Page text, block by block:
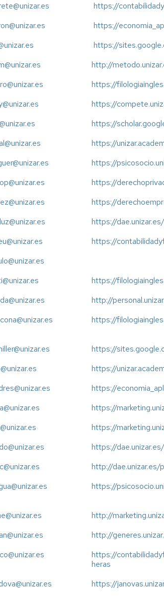
CLÚSTERES
Convocatoria
INTERREG
PROGRAMA
POCTEFA
INTERREG
Convocatoria
Seminario
POCTEFA
PROGRAMA
Convocatorias
https://
https://
https://
http://
https://
https://
https://
https://
https://
https://
https://
https://
https://
https://
http://
https://
https://
https://
https://
https://
https://
https://
http://
https://
http://
http://
https://
heras
https://